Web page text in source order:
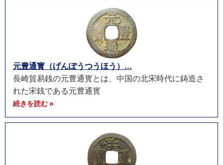
元豊通寳（げんぽうつうほう）...
長崎貿易銭の元豊通寳とは、中国の北宋時代に鋳造さ
れた宋銭である元豊通寳
続きを読む »